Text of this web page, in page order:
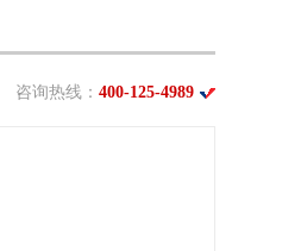
咨询热线： 400-125-4989